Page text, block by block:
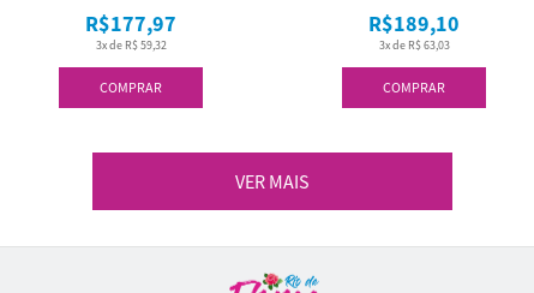
COMPRAR
3x de R$ 59,32
R$177,97
COMPRAR
3x de R$ 63,03
R$189,10
VER MAIS